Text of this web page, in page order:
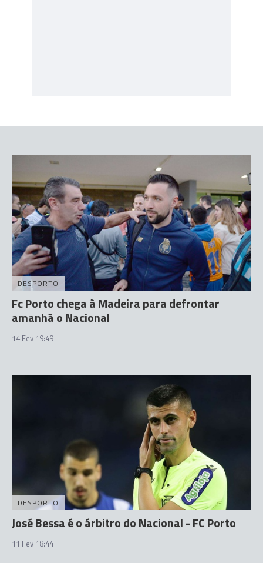
DESPORTO
Fc Porto chega à Madeira para defrontar
amanhã o Nacional
14 Fev 19:49
DESPORTO
José Bessa é o árbitro do Nacional - FC Porto
11 Fev 18:44